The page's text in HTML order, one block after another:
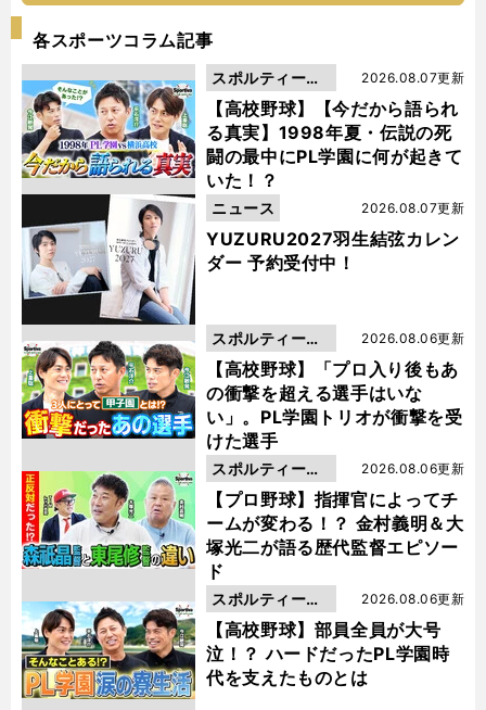
各スポーツコラム記事
【高校野球】【今だから語られ
る真実】1998年夏・伝説の死
闘の最中にPL学園に何が起きて
いた！？
2026.08.07更新
スポルティーバ
動画
YUZURU2027羽生結弦カレン
ダー 予約受付中！
2026.08.07更新
ニュース
【高校野球】「プロ入り後もあ
の衝撃を超える選手はいな
い」。PL学園トリオが衝撃を受
けた選手
2026.08.06更新
スポルティーバ
動画
【プロ野球】指揮官によってチ
ームが変わる！？ 金村義明＆大
塚光二が語る歴代監督エピソー
ド
2026.08.06更新
スポルティーバ
動画
【高校野球】部員全員が大号
泣！？ ハードだったPL学園時
代を支えたものとは
2026.08.06更新
スポルティーバ
動画